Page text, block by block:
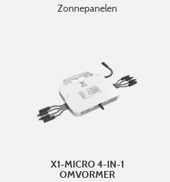
Zonnepanelen
X1-MICRO 4-IN-1
OMVORMER